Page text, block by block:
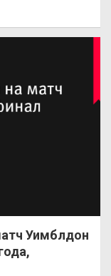
Уимблдон